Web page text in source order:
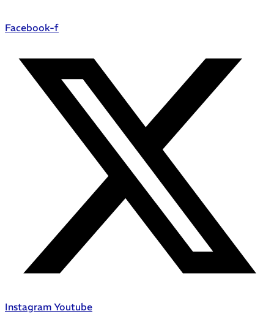
Facebook-f
Instagram Youtube